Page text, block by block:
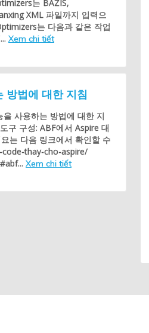
는 BAZIS,
XML 파일까지 입력으
는 다음과 같은 작업
Xem chi tiết
방법에 대한 지침
사용하는 방법에 대한 지
구 구성: ABF에서 Aspire 대
는 다음 링크에서 확인할 수
thay-cho-aspire/
Xem chi tiết